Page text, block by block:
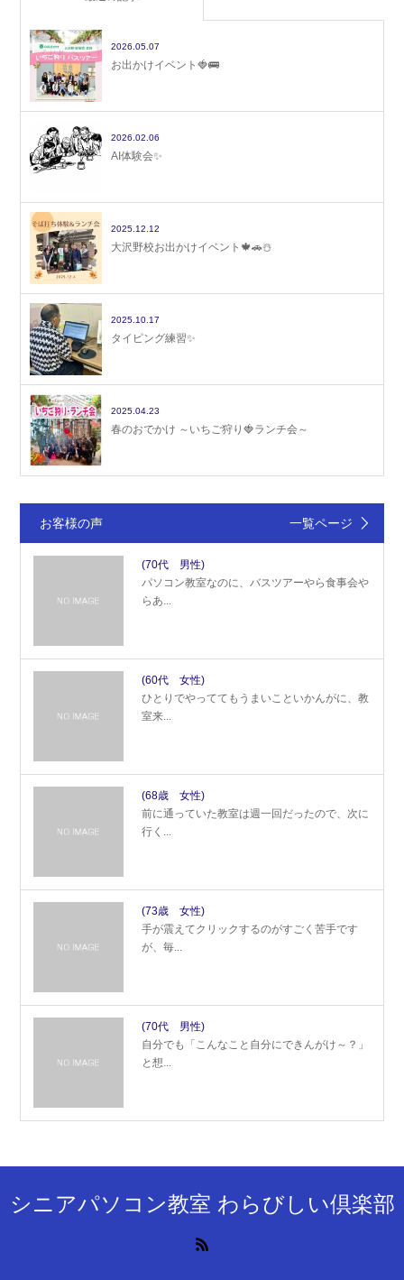
2026.05.07
お出かけイベント🍓🚌
2026.02.06
AI体験会✨
2025.12.12
大沢野校お出かけイベント🍁🚗☃️
2025.10.17
タイピング練習✨
2025.04.23
春のおでかけ ～いちご狩り🍓ランチ会～
お客様の声 一覧ページ
(70代 男性)
パソコン教室なのに、バスツアーやら食事会や
らあ...
(60代 女性)
ひとりでやっててもうまいこといかんがに、教
室来...
(68歳 女性)
前に通っていた教室は週一回だったので、次に
行く...
(73歳 女性)
手が震えてクリックするのがすごく苦手です
が、毎...
(70代 男性)
自分でも「こんなこと自分にできんがけ～？」
と想...
シニアパソコン教室 わらびしい倶楽部